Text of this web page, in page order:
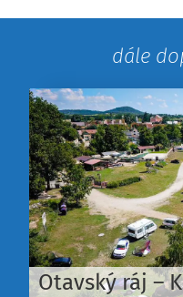
dále
Otavský ráj –